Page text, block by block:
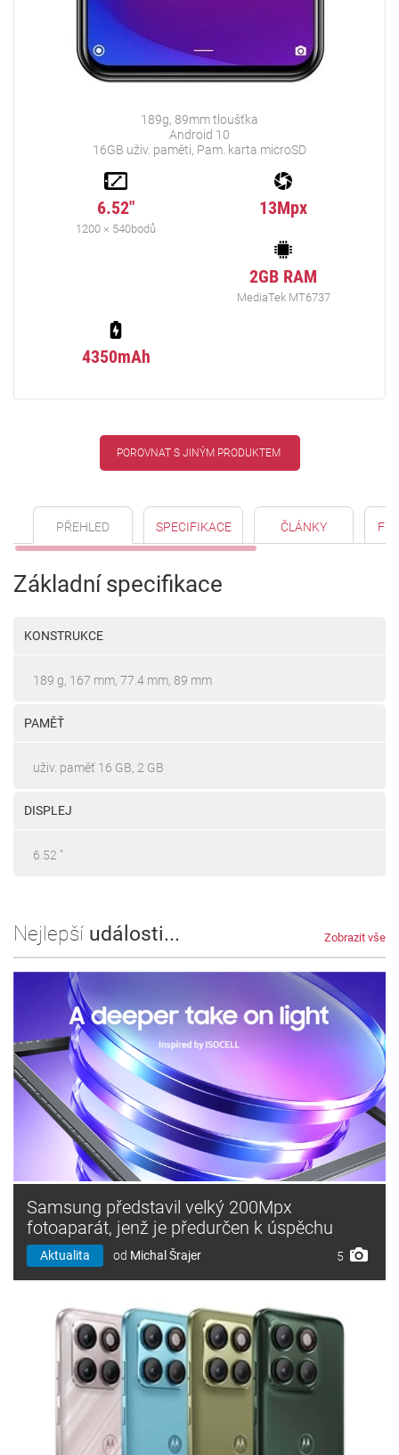
189g, 89mm tloušťka
Android 10
16GB uživ. paměti, Pam. karta microSD
6.52"
1200 × 540bodů
13Mpx
2GB RAM
MediaTek MT6737
4350mAh
POROVNAT S JINÝM PRODUKTEM
PŘEHLED SPECIFIKACE ČLÁNKY
Základní specifikace
KONSTRUKCE
189 g, 167 mm, 77.4 mm, 89 mm
PAMĚŤ
uživ. paměť 16 GB, 2 GB
DISPLEJ
6.52 "
Nejlepší události... Zobrazit vše
Samsung představil velký 200Mpx
fotoaparát, jenž je předurčen k úspěchu
Aktualita od Michal Šrajer 5